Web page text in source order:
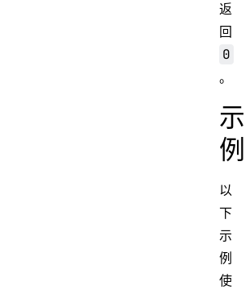
返
回
0
。
示
例
以
下
示
例
使